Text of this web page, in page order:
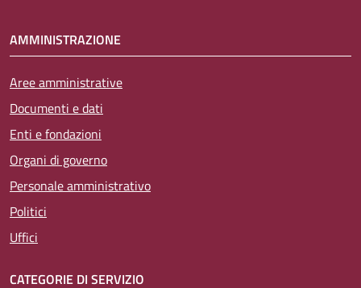
AMMINISTRAZIONE
Aree amministrative
Documenti e dati
Enti e fondazioni
Organi di governo
Personale amministrativo
Politici
Uffici
CATEGORIE DI SERVIZIO